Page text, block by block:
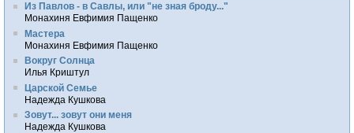
Из Павлов - в Савлы, или "не зная броду..."
Монахиня Евфимия Пащенко
Мастера
Монахиня Евфимия Пащенко
Вокруг Солнца
Илья Криштул
Царской Семье
Надежда Кушкова
Зовут... зовут они меня
Надежда Кушкова